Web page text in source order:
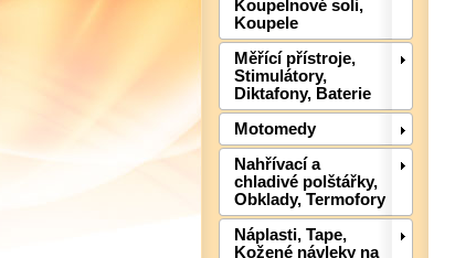
Koupelnové soli,
Koupele
Měřící přístroje,
Stimulátory,
Diktafony, Baterie
Motomedy
Nahřívací a
chladivé polštářky,
Obklady, Termofory
Náplasti, Tape,
Kožené návleky na